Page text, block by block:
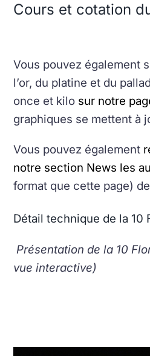
Cours et cotation
Vous pouvez également
l’or, du platine et du
once et kilo sur notre
graphiques se mettent à
Vous pouvez également
notre section News les
format que cette page)
Détail technique de la 10
Présentation de la 10
vue interactive)